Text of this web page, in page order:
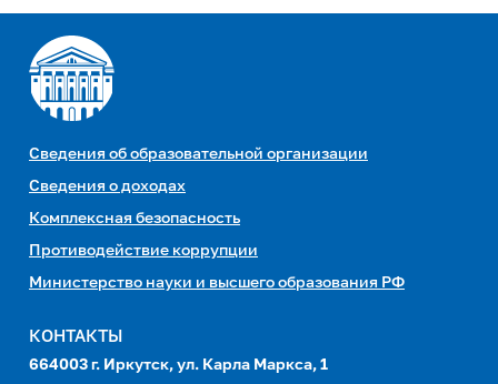
Сведения об образовательной организации
Сведения о доходах
Комплексная безопасность
Противодействие коррупции
Министерство науки и высшего образования РФ
КОНТАКТЫ
664003 г. Иркутск, ул. Карла Маркса, 1